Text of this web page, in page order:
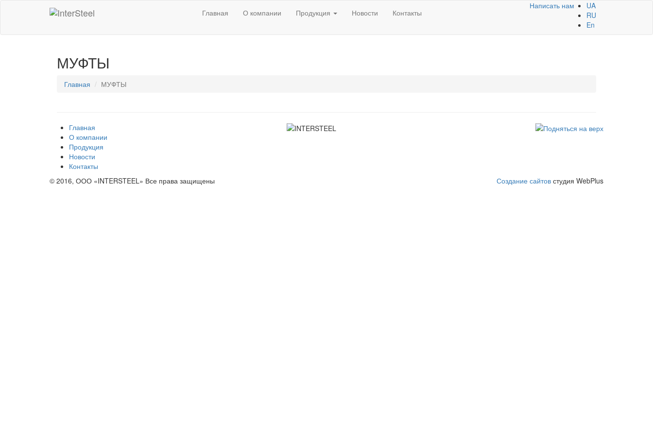
UA
RU
En
Написать нам
Главная О компании Продукция (current)Новости Контакты
МУФТЫ
Главная МУФТЫ
Главная
О компании
Продукция
Новости
Контакты
© 2016, ООО «INTERSTEEL» Все права защищены
Создание сайтов студия WebPlus